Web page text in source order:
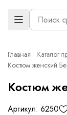
Главная Каталог
Костюм женский
Костюм
Артикул: 6250